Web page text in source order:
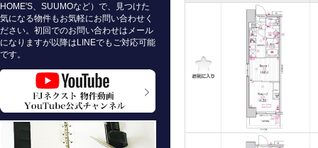
HOME'S、SUUMOなど）で、見つけた
気になる物件もお気軽にお問い合わせく
ださい。初回でのお問い合わせはメール
になりますが以降はLINEでもご対応可能
です。